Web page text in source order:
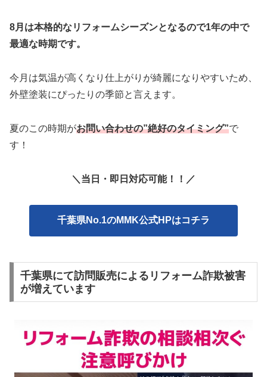
8月は本格的なリフォームシーズンとなるので1年の中で
最適な時期です。
今月は気温が高くなり仕上がりが綺麗になりやすいため、
外壁塗装にぴったりの季節と言えます。
夏のこの時期がお問い合わせの”絶好のタイミング”で
す！
＼当日・即日対応可能！！／
千葉県No.1のMMK公式HPはコチラ
千葉県にて訪問販売によるリフォーム詐欺被害
が増えています